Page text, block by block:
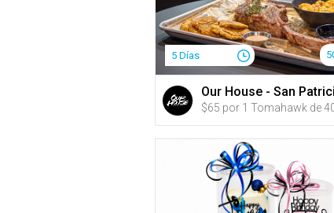
5 Días
Our House - San